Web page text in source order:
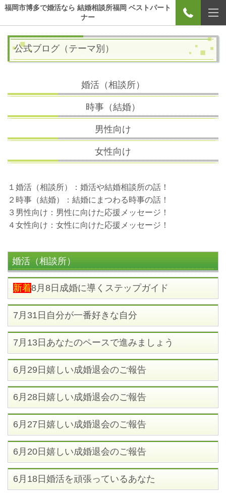
福岡市博多で婚活なら 結婚相談所福岡 ベストパート
ナー
公式ブログ（テーマ別）
婚活（相談所）
時事（結婚）
男性向け
女性向け
１婚活（相談所）：婚活や結婚相談所の話！
２時事（結婚）：結婚にまつわる時事の話！
３男性向け：男性に向けた応援メッセージ！
４女性向け：女性に向けた応援メッセージ！
婚活（相談所）
新着8月8日成婚に導くステップガイド
7月31日自分が一番好きな自分
7月13日あなたのペースで進みましょう
6月29日嬉しい成婚退会のご報告
6月28日嬉しい成婚退会のご報告
6月27日嬉しい成婚退会のご報告
6月20日嬉しい成婚退会のご報告
6月18日婚活を頑張っているあなた